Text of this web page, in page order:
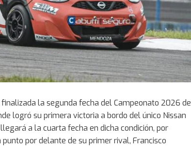
la segunda fecha del Campeonato 2026 de
logró su primera victoria a bordo del único Nissan
a la cuarta fecha en dicha condición, por
por delante de su primer rival, Francisco